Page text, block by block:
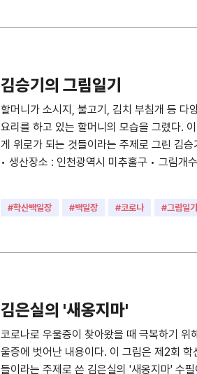
김승기의 그림일기
할머니가 소시지, 불고기, 김치 부침개 등 다
요리를 하고 있는 할머니의 모습을 그렸다.
게 위로가 되는 것들이라는 주제로 그린 김
• 생산장소 : 인천광역시 미추홀구 • 그림개
#학산백일장 #백일장 #코로나 #그림일기
김은실의 '새옹지마'
코로나로 우울증이 찾아왔을 때 극복하기
울증에 벗어난 내용이다. 이 그림은 제2회
들이라는 주제로 쓴 김은실의 '새옹지마' 수